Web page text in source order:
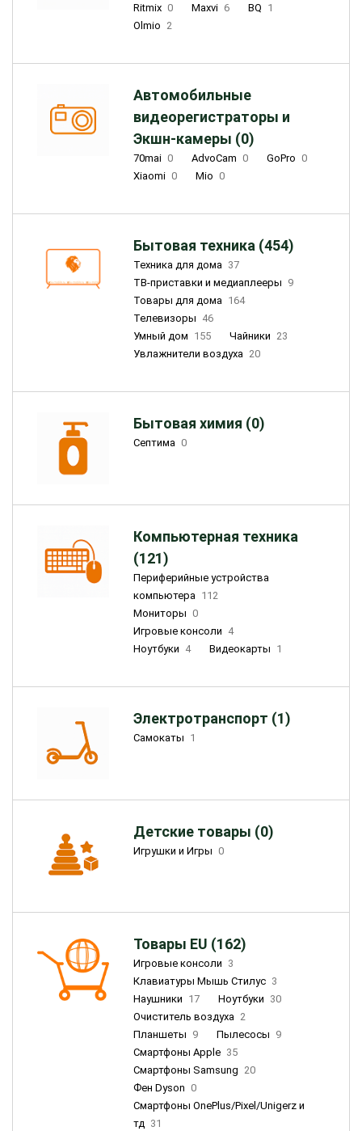
Ritmix 0 Maxvi 6 BQ 1
Olmio 2
Автомобильные
видеорегистраторы и
Экшн-камеры (0)
70mai 0 AdvoCam 0 GoPro 0
Xiaomi 0 Mio 0
Бытовая техника (454)
Техника для дома 37
ТВ-приставки и медиаплееры 9
Товары для дома 164
Телевизоры 46
Умный дом 155 Чайники 23
Увлажнители воздуха 20
Бытовая химия (0)
Септима 0
Компьютерная техника
(121)
Периферийные устройства
компьютера 112
Мониторы 0
Игровые консоли 4
Ноутбуки 4 Видеокарты 1
Электротранспорт (1)
Самокаты 1
Детские товары (0)
Игрушки и Игры 0
Товары EU (162)
Игровые консоли 3
Клавиатуры Мышь Стилус 3
Наушники 17 Ноутбуки 30
Очиститель воздуха 2
Планшеты 9 Пылесосы 9
Смартфоны Apple 35
Смартфоны Samsung 20
Фен Dyson 0
Смартфоны OnePlus/Pixel/Unigerz и
тд 31